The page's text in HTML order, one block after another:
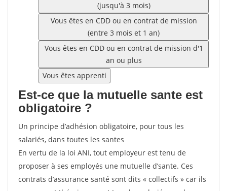
(jusqu'à 3 mois)
Vous êtes en CDD ou en contrat de mission
(entre 3 mois et 1 an)
Vous êtes en CDD ou en contrat de mission d'1
an ou plus
Vous êtes apprenti
Est-ce que la mutuelle sante est
obligatoire ?
Un principe d’adhésion obligatoire, pour tous les
salariés, dans toutes les santes
En vertu de la loi ANI, tout employeur est tenu de
proposer à ses employés une mutuelle d’sante. Ces
contrats d’assurance santé sont dits « collectifs » car ils